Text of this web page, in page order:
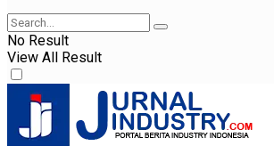
No Result
View All Result